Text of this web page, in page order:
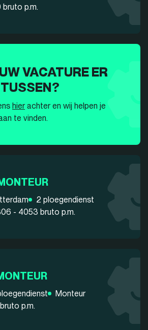
p.m.
2 ploegendienst
- 4053 bruto p.m.
Monteur
p.m.
VACATURE ER
hierachter en wij helpen je
te vinden.